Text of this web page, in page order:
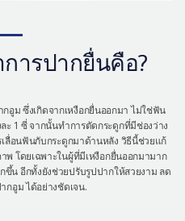
ารปากยื่นคือ?
ม ซึ่งเกิดจากเหงือกยื่นออกมา ไม่ใช่ฟัน
1 ซี่ จากนั้นทำการตัดกระดูกที่มีช่องว่าง
ลื่อนฟันกับกระดูกมาด้านหลัง วิธีนี้ช่วยแก้
โดยเฉพาะในผู้ที่มีเหงือกยื่นออกมามาก
น อีกทั้งยังช่วยปรับรูปปากให้สวยงาม ลด
อูม ได้อย่างชัดเจน.